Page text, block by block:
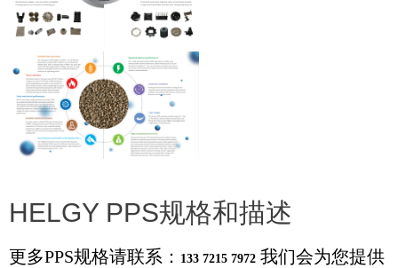
HELGY PPS规格和描述
更多PPS规格请联系： 133 7215 7972 我们会为您提供